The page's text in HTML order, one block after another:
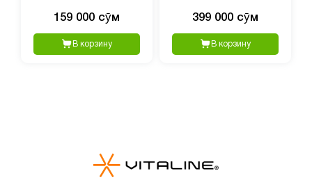
женского здоровья,
90 капсул
159 000 сӯм
В корзину
399 000 сӯм
В корзину